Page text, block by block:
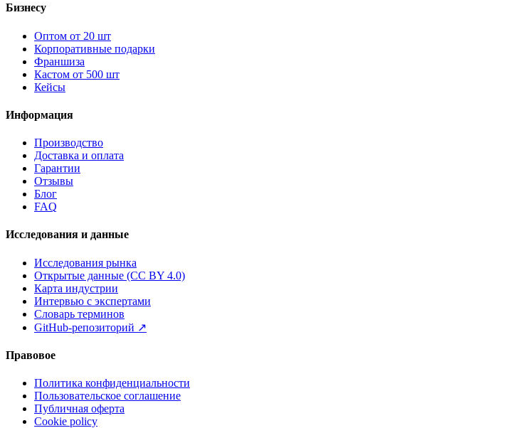
Бизнесу
Оптом от 20 шт
Корпоративные подарки
Франшиза
Кастом от 500 шт
Кейсы
Информация
Производство
Доставка и оплата
Гарантии
Отзывы
Блог
FAQ
Исследования и данные
Исследования рынка
Открытые данные (CC BY 4.0)
Карта индустрии
Интервью с экспертами
Словарь терминов
GitHub-репозиторий ↗
Правовое
Политика конфиденциальности
Пользовательское соглашение
Публичная оферта
Cookie policy